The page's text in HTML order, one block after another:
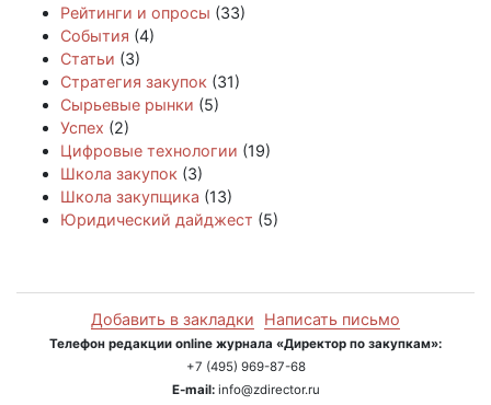
Рейтинги и опросы (33)
События (4)
Статьи (3)
Стратегия закупок (31)
Сырьевые рынки (5)
Успех (2)
Цифровые технологии (19)
Школа закупок (3)
Школа закупщика (13)
Юридический дайджест (5)
Добавить в закладки Написать письмо
Телефон редакции online журнала «Директор по закупкам»:
+7 (495) 969-87-68
E-mail:info@zdirector.ru